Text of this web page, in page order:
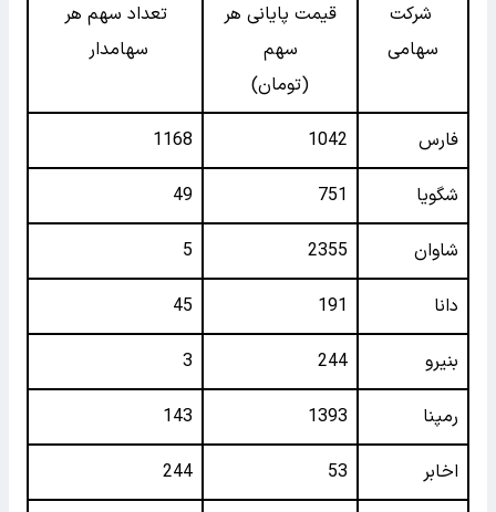
شرکت
سهامی
قیمت پایانی هر
سهم
(تومان)
تعداد سهم هر
سهامدار
فارس 1042
1168
شگویا 751
49
شاوان 2355
5
دانا 191
45
بنیرو 244
3
رمپنا 1393
143
اخابر 53
244